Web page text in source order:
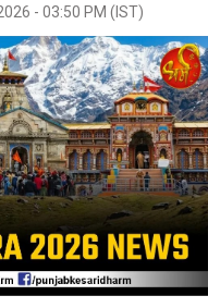
- 03:50 PM (IST)